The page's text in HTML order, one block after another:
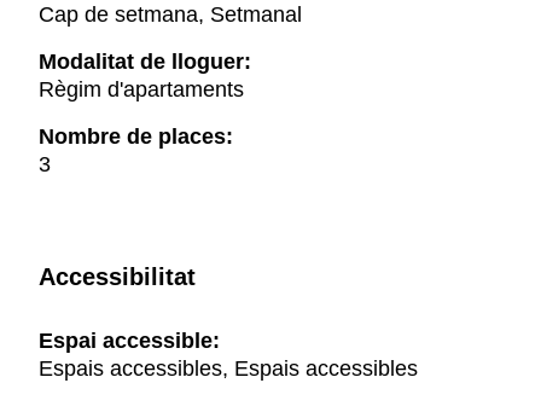
Cap de setmana, Setmanal
Modalitat de lloguer:
Règim d'apartaments
Nombre de places:
3
Accessibilitat
Espai accessible:
Espais accessibles, Espais accessibles